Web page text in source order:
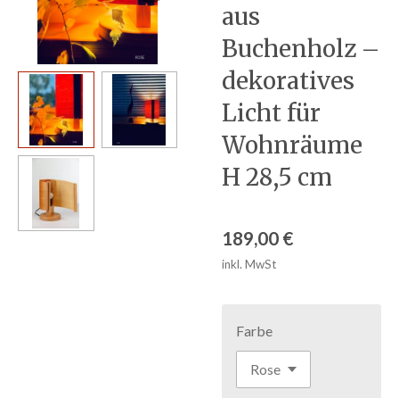
aus
Buchenholz –
dekoratives
Licht für
Wohnräume
H 28,5 cm
189,00 €
inkl. MwSt
Farbe